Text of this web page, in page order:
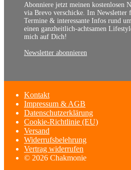
Abonniere jetzt meinen kostenlosen
via Brevo verschicke. Im Newsletter
Termine & interessante Infos rund
einen ganzheitlich-achtsamen
mich auf Dich!
Newsletter abonnieren
Kontakt
Impressum & AGB
Datenschutzerklärung
Cookie-Richtlinie (EU)
Versand
Widerrufsbelehrung
Vertrag widerrufen
© 2026 Chakmonie